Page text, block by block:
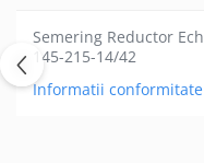
Semering Reductor
145-215-14/42
Informatii